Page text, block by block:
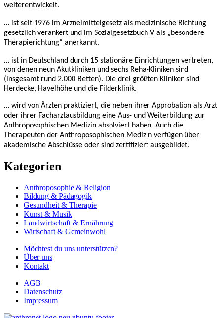
weiterentwickelt.
… ist seit 1976 im Arzneimittelgesetz als medizinische Richtung
gesetzlich verankert und im Sozialgesetzbuch V als „besondere
Therapierichtung“ anerkannt.
… ist in Deutschland durch 15 stationäre Einrichtungen vertreten,
von denen neun Akutkliniken und sechs Reha-Kliniken sind
(insgesamt rund 2.000 Betten). Die drei größten Kliniken sind
Herdecke, Havelhöhe und die Filderklinik.
… wird von Ärzten praktiziert, die neben ihrer Approbation als Arzt
oder ihrer Facharztausbildung eine Aus- und Weiterbildung zur
Anthroposophischen Medizin absolviert haben. Auch die
Therapeuten der Anthroposophischen Medizin verfügen über
akademische Abschlüsse oder sind zertifiziert ausgebildet.
Kategorien
Anthroposophie & Religion
Bildung & Pädagogik
Gesundheit & Therapie
Kunst & Musik
Landwirtschaft & Ernährung
Wirtschaft & Gemeinwohl
Möchtest du uns unterstützen?
Über uns
Kontakt
AGB
Datenschutz
Impressum